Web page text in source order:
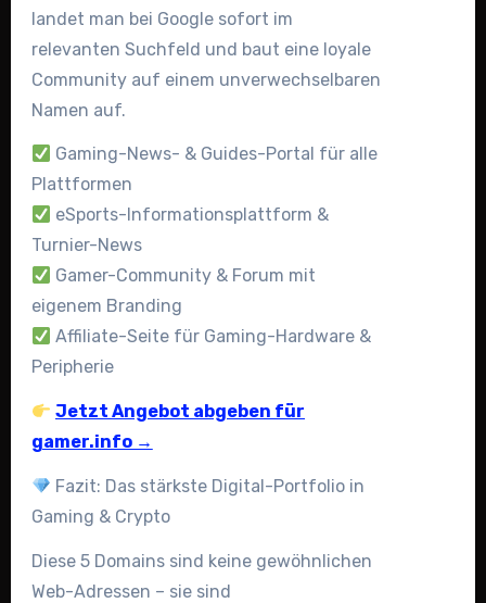
landet man bei Google sofort im
relevanten Suchfeld und baut eine loyale
Community auf einem unverwechselbaren
Namen auf.
Gaming-News- & Guides-Portal für alle
Plattformen
eSports-Informationsplattform &
Turnier-News
Gamer-Community & Forum mit
eigenem Branding
Affiliate-Seite für Gaming-Hardware &
Peripherie
Jetzt Angebot abgeben für
gamer.info →
Fazit: Das stärkste Digital-Portfolio in
Gaming & Crypto
Diese 5 Domains sind keine gewöhnlichen
Web-Adressen – sie sind